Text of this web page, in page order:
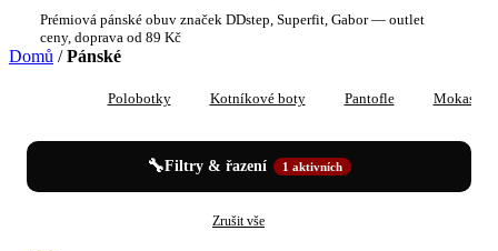
Prémiová pánské obuv značek DDstep, Superfit, Gabor — outlet
ceny, doprava od 89 Kč
Domů / Pánské
Polobotky Kotníkové boty Pantofle Mokasíny
🔧Filtry & řazení 1 aktivních
Zrušit vše